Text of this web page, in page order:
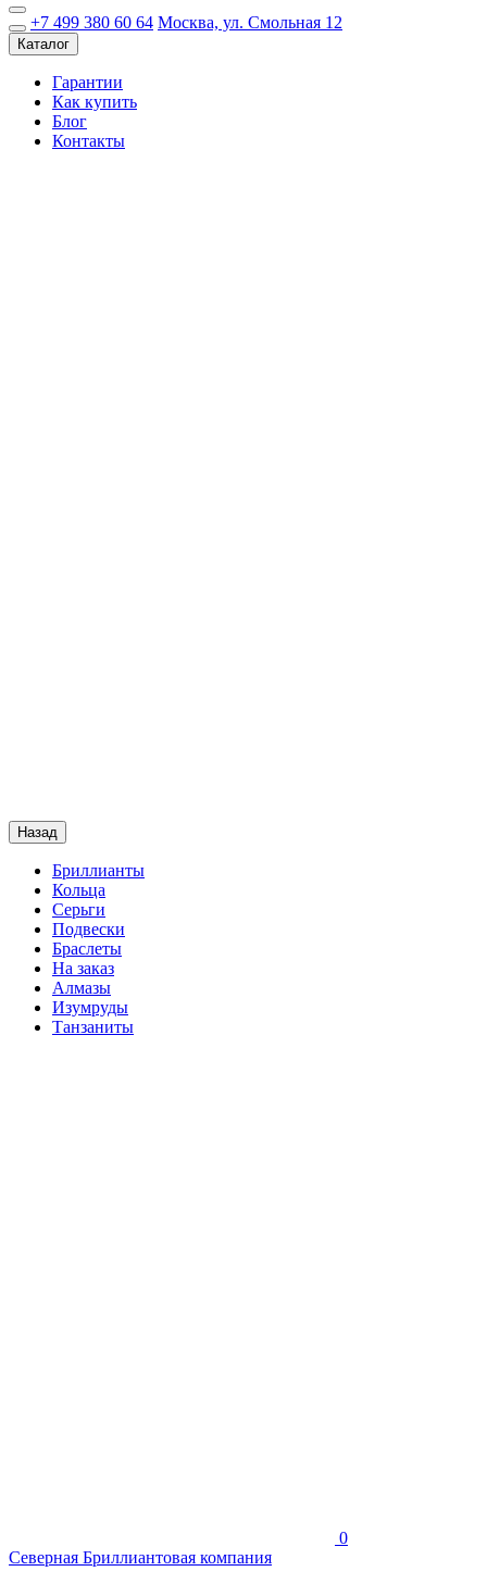
+7 499 380 60 64 Москва, ул. Смольная 12
Каталог
Гарантии
Как купить
Блог
Контакты
Назад
Бриллианты
Кольца
Серьги
Подвески
Браслеты
На заказ
Алмазы
Изумруды
Танзаниты
0
Северная Бриллиантовая компания